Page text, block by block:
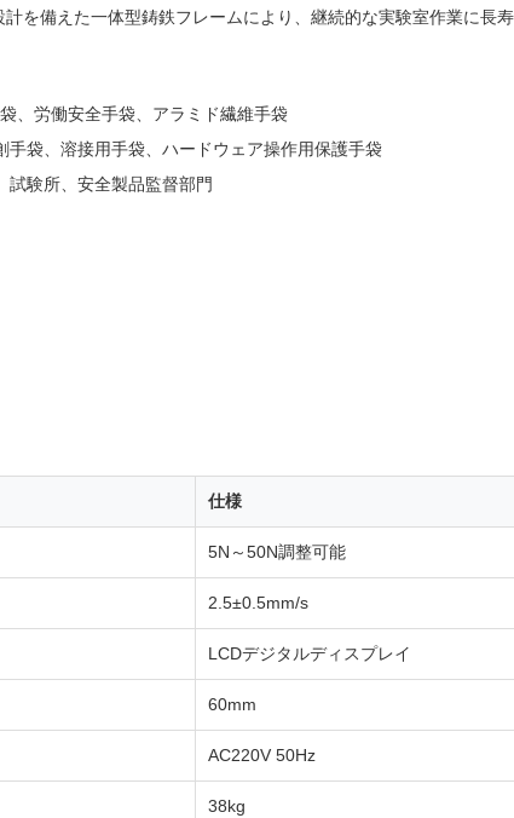
計を備えた一体型鋳鉄フレームにより、継続的な実験室作業に長
、労働安全手袋、アラミド繊維手袋
手袋、溶接用手袋、ハードウェア操作用保護手袋
試験所、安全製品監督部門
仕様
5N～50N調整可能
2.5±0.5mm/s
LCDデジタルディスプレイ
60mm
AC220V 50Hz
38kg